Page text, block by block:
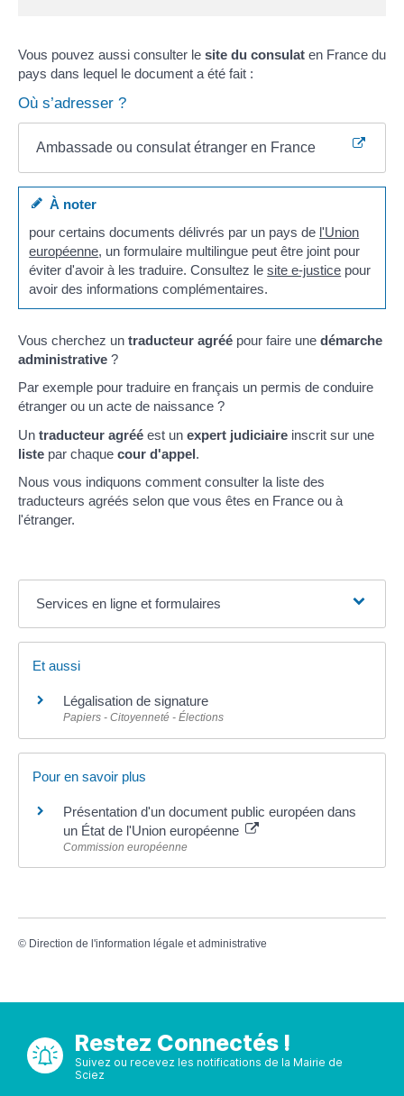
Vous pouvez aussi consulter le site du consulat en France du
pays dans lequel le document a été fait :
Où s’adresser ?
Ambassade ou consulat étranger en France
À noter
pour certains documents délivrés par un pays de l'Union
européenne, un formulaire multilingue peut être joint pour
éviter d'avoir à les traduire. Consultez lesite e-justice pour
avoir des informations complémentaires.
Vous cherchez un traducteur agréé pour faire une démarche
administrative ?
Par exemple pour traduire en français un permis de conduire
étranger ou un acte de naissance ?
Un traducteur agréé est un expert judiciaire inscrit sur une
liste par chaque cour d'appel.
Nous vous indiquons comment consulter la liste des
traducteurs agréés selon que vous êtes en France ou à
l'étranger.
Services en ligne et formulaires
Et aussi
Légalisation de signature
Papiers - Citoyenneté - Élections
Pour en savoir plus
Présentation d'un document public européen dans
un État de l'Union européenne
Commission européenne
© Direction de l'information légale et administrative
Restez Connectés !
Suivez ou recevez les notifications de la Mairie de
Sciez